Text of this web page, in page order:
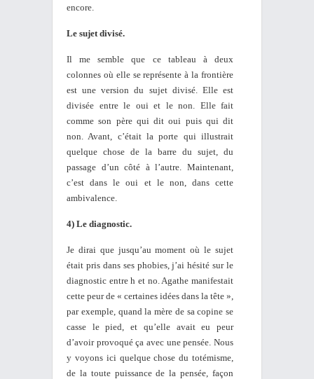
encore.
Le sujet divisé.
Il me semble que ce tableau à deux
colonnes où elle se représente à la frontière
est une version du sujet divisé. Elle est
divisée entre le oui et le non. Elle fait
comme son père qui dit oui puis qui dit
non. Avant, c’était la porte qui illustrait
quelque chose de la barre du sujet, du
passage d’un côté à l’autre. Maintenant,
c’est dans le oui et le non, dans cette
ambivalence.
4) Le diagnostic.
Je dirai que jusqu’au moment où le sujet
était pris dans ses phobies, j’ai hésité sur le
diagnostic entre h et no. Agathe manifestait
cette peur de « certaines idées dans la tête »,
par exemple, quand la mère de sa copine se
casse le pied, et qu’elle avait eu peur
d’avoir provoqué ça avec une pensée. Nous
y voyons ici quelque chose du totémisme,
de la toute puissance de la pensée, façon